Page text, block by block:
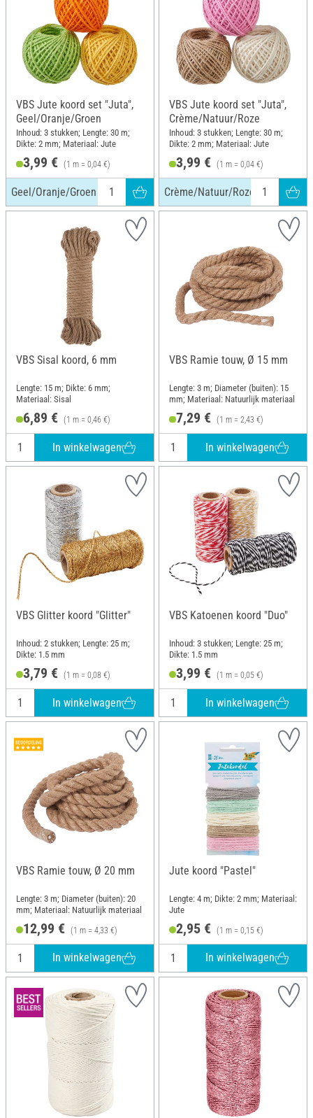
VBS Jute koord set "Juta",
Geel/Oranje/Groen
Inhoud: 3 stukken; Lengte: 30 m;
Dikte: 2 mm; Materiaal: Jute
3,99 € (1 m = 0,04 €)
Geel/Oranje/Groen
VBS Jute koord set "Juta",
Crème/Natuur/Roze
Inhoud: 3 stukken; Lengte: 30 m;
Dikte: 2 mm; Materiaal: Jute
3,99 € (1 m = 0,04 €)
Crème/Natuur/Roze
VBS Sisal koord, 6 mm
Lengte: 15 m; Dikte: 6 mm;
Materiaal: Sisal
6,89 € (1 m = 0,46 €)
In winkelwagen
VBS Ramie touw, Ø 15 mm
Lengte: 3 m; Diameter (buiten): 15
mm; Materiaal: Natuurlijk materiaal
7,29 € (1 m = 2,43 €)
In winkelwagen
VBS Glitter koord "Glitter"
Inhoud: 2 stukken; Lengte: 25 m;
Dikte: 1.5 mm
3,79 € (1 m = 0,08 €)
In winkelwagen
VBS Katoenen koord "Duo"
Inhoud: 3 stukken; Lengte: 25 m;
Dikte: 1.5 mm
3,99 € (1 m = 0,05 €)
In winkelwagen
VBS Ramie touw, Ø 20 mm
Lengte: 3 m; Diameter (buiten): 20
mm; Materiaal: Natuurlijk materiaal
12,99 € (1 m = 4,33 €)
In winkelwagen
Jute koord "Pastel"
Lengte: 4 m; Dikte: 2 mm; Materiaal:
Jute
2,95 € (1 m = 0,15 €)
In winkelwagen